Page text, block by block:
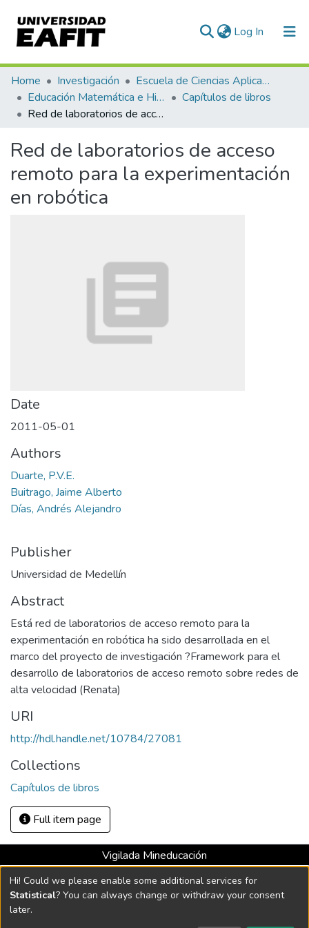
Log In (current)
Communities & Collections
All of DSpace
Home Investigación
Escuela de Ciencias Aplicadas e Ingeniería
Educación Matemática e Historia (EAFIT - U de A)
Capítulos de libros
Red de laboratorios de acceso remoto para la experimentación en robótica
Red de laboratorios de acceso
remoto para la experimentación
en robótica
Date
2011-05-01
Authors
Duarte, P.V.E.
Buitrago, Jaime Alberto
Días, Andrés Alejandro
Publisher
Universidad de Medellín
Abstract
Está red de laboratorios de acceso remoto para la
experimentación en robótica ha sido desarrollada en el
marco del proyecto de investigación ?Framework para el
desarrollo de laboratorios de acceso remoto sobre redes de
alta velocidad (Renata)
URI
http://hdl.handle.net/10784/27081
Collections
Capítulos de libros
Full item page
Vigilada Mineducación
Universidad con Acreditación Institucional hasta 2026 -
Resolución MEN 2158 de 2018
Hi! Could we please enable some additional services for
Statistical? You can always change or withdraw your consent
later.